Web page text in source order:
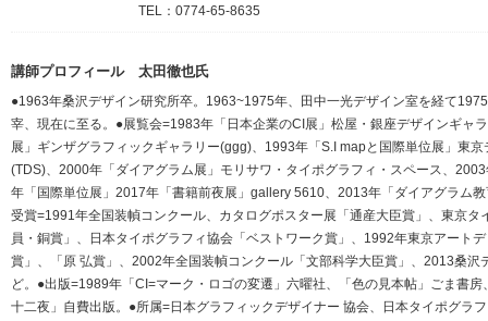
TEL：0774-65-8635
講師プロフィール 太田徹也氏
●1963年桑沢デザイン研究所卒。1963~1975年、田中一光デザイン室を経て
宰、現在に至る。●展覧会=1983年「日本企業のCI展」松屋・銀座デザインギャ
展」ギンザグラフィックギャラリー(ggg)、1993年「S.I mapと国際単位展」東
(TDS)、2000年「ダイアグラム展」モリサワ・タイポグラフィ・スペース、
年「国際単位展」2017年「書籍前夜展」gallery 5610、2013年「ダイアグラム
受賞=1991年全国装幀コンクール、カタログポスター展「通産大臣賞」、東京タ
員・銅賞」、日本タイポグラフィ協会「ベストワーク賞」、1992年東京アート
賞」、「原 弘賞」、2002年全国装幀コンクール「文部科学大臣賞」、2013桑沢
ど。●出版=1989年「CI=マーク・ロゴの変遷」六曜社、「色の見本帖」ごま書
十二夜」自費出版。●所属=日本グラフィックデザイナー 協会、日本タイポグラ